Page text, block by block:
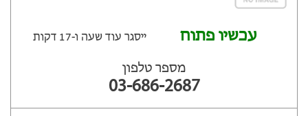
עכשיו פתוח ייסגר עוד שעה ‫ו-17 דקות
מספר טלפון
03-686-2687